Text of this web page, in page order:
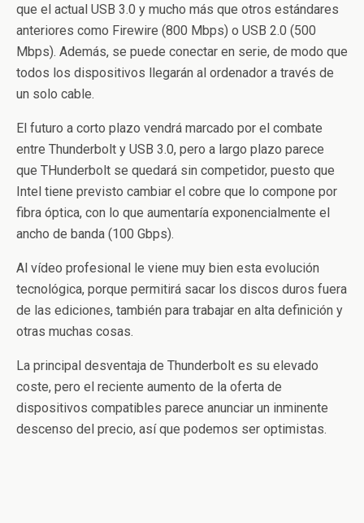
que el actual USB 3.0 y mucho más que otros estándares
anteriores como Firewire (800 Mbps) o USB 2.0 (500
Mbps). Además, se puede conectar en serie, de modo que
todos los dispositivos llegarán al ordenador a través de
un solo cable.
El futuro a corto plazo vendrá marcado por el combate
entre Thunderbolt y USB 3.0, pero a largo plazo parece
que THunderbolt se quedará sin competidor, puesto que
Intel tiene previsto cambiar el cobre que lo compone por
fibra óptica, con lo que aumentaría exponencialmente el
ancho de banda (100 Gbps).
Al vídeo profesional le viene muy bien esta evolución
tecnológica, porque permitirá sacar los discos duros fuera
de las ediciones, también para trabajar en alta definición y
otras muchas cosas.
La principal desventaja de Thunderbolt es su elevado
coste, pero el reciente aumento de la oferta de
dispositivos compatibles parece anunciar un inminente
descenso del precio, así que podemos ser optimistas.